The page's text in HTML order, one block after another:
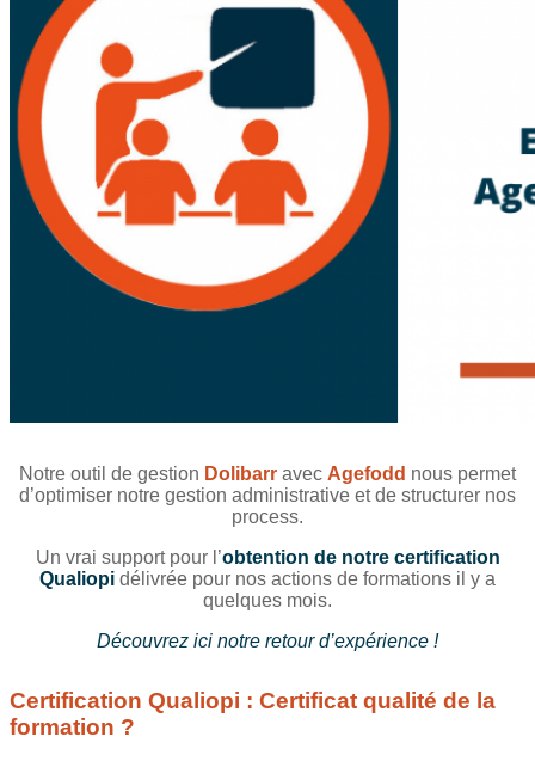
Notre outil de gestion Dolibarr avec Agefodd nous permet
d’optimiser notre gestion administrative et de structurer nos
process.
Un vrai support pour l’obtention de notre certification
Qualiopi délivrée pour nos actions de formations il y a
quelques mois.
Découvrez ici notre retour d’expérience !
Certification Qualiopi : Certificat qualité de la
formation ?